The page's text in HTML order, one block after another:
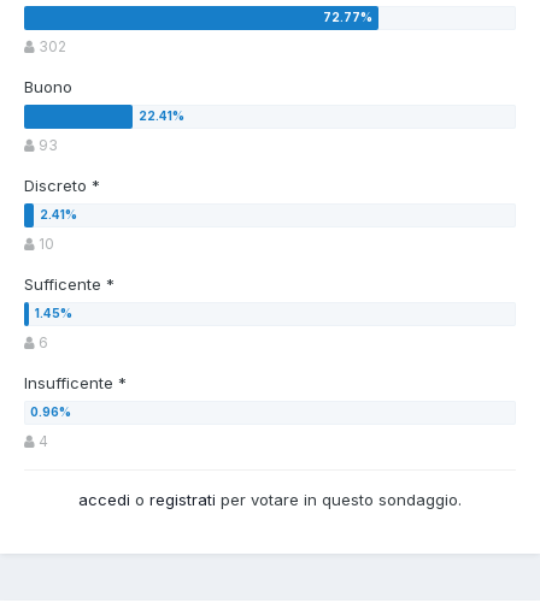
302
Buono
93
Discreto *
10
Sufficente *
6
Insufficente *
4
accedi o registrati per votare in questo sondaggio.